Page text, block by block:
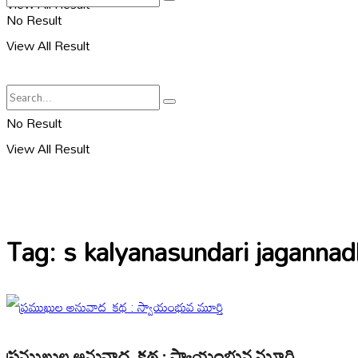
No Result
View All Result
No Result
View All Result
Tag:s kalyanasundari